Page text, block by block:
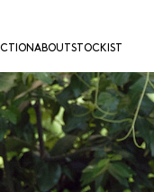
ABOUTSTOCKIST